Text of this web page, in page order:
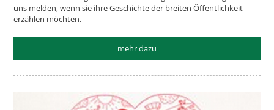
uns melden, wenn sie ihre Geschichte der breiten Öffentlichkeit
erzählen möchten.
mehr dazu